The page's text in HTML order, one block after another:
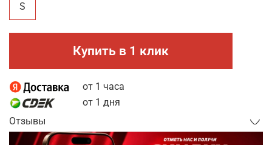
Купить в 1 клик
от 1 часа
от 1 дня
S
Отзывы